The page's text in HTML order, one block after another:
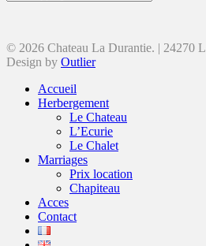
© 2026 Chateau La Durantie. | 24270
Design by Outlier
Accueil
Herbergement
Le Chateau
L’Ecurie
Le Chalet
Marriages
Prix location
Chapiteau
Acces
Contact